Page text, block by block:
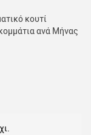
κουτί
ανά Μήνας